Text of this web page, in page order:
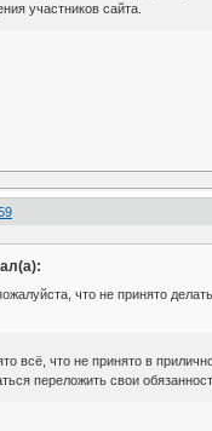
участников сайта.
что не принято
всё, что не принято в
переложить свои